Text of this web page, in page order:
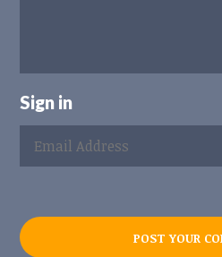
Sign in